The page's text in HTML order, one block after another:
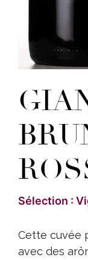
Sélection :
Cette cuvée
avec des